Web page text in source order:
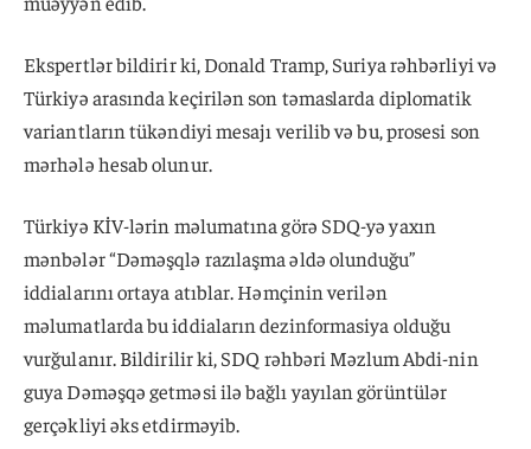
Ekspertlər bildirir ki, Donald Tramp, Suriya rəhbərliyi və
Türkiyə arasında keçirilən son təmaslarda diplomatik
variantların tükəndiyi mesajı verilib və bu, prosesi son
mərhələ hesab olunur.
Türkiyə KİV-lərin məlumatına görə SDQ-yə yaxın
mənbələr “Dəməşqlə razılaşma əldə olunduğu”
iddialarını ortaya atıblar. Həmçinin verilən
məlumatlarda bu iddiaların dezinformasiya olduğu
vurğulanır. Bildirilir ki, SDQ rəhbəri Məzlum Abdi-nin
guya Dəməşqə getməsi ilə bağlı yayılan görüntülər
gerçəkliyi əks etdirməyib.